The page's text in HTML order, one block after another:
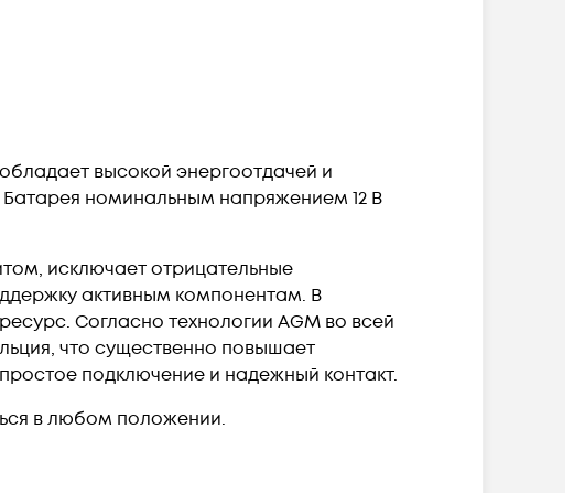
высокой энергоотдачей и
номинальным напряжением 12 В
исключает отрицательные
активным компонентам. В
Согласно технологии AGM во всей
что существенно повышает
подключение и надежный контакт.
в любом положении.